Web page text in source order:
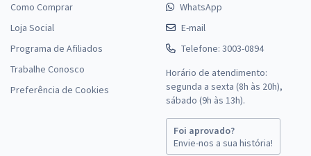
Como Comprar
Loja Social
Programa de Afiliados
Trabalhe Conosco
Preferência de Cookies
WhatsApp
E-mail
Telefone: 3003-0894
Horário de atendimento:
segunda a sexta (8h às 20h),
sábado (9h às 13h).
Foi aprovado?
Envie-nos a sua história!